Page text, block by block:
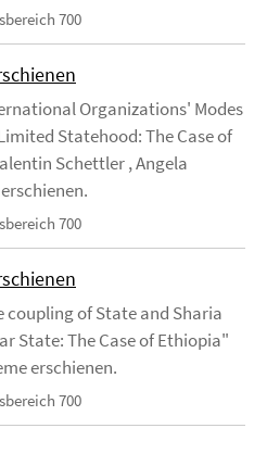
700
Organizations' Modes
Statehood: The Case of
Schettler , Angela
700
coupling of State and Sharia
State: The Case of Ethiopia"
erschienen.
700